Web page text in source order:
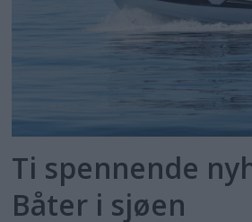
Ti spennende
Båter i sjøen